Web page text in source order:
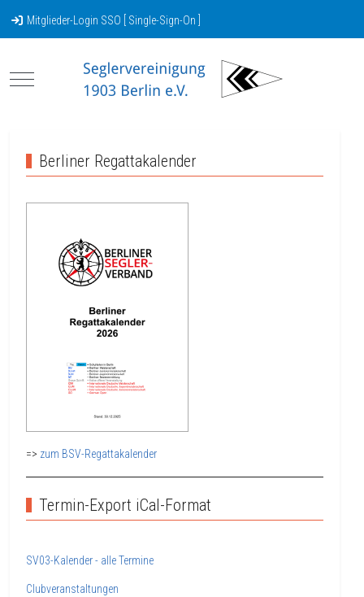
Mitglieder-Login SSO [ Single-Sign-On ]
Mobile Menu Toggle
Berliner Regattakalender
=> zum BSV-Regattakalender
Termin-Export iCal-Format
SV03-Kalender - alle Termine
Clubveranstaltungen